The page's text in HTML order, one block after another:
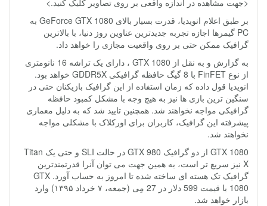
<جهت مشاهده در اندازه واقعی بر روی تصاویر کلیک کنید.>
بر طبق اعلام انویدیا، قدرت بسیار بالای GeForce GTX 1080 به
PC گیمرها اجازه تجربه جدیدترین عناوین روز دنیا، با بالاترین
گرافیک ممکن حتی بر روی واقعیت مجازی را خواهد داد.
به گزارش و به نقل از GTX 1080 ، دارای یک تراشه 16 نانومتری
از نوع FinFET با 8 گیگ حافظه گرافیکی GDDR5X خواهد بود.
انویدیا قول داده که زمان استفاده از این گرافیک بازیکنان حتی در
سنگین ترین بازی ها نیز به هیچ وجه با مشکل کمبود حافظه
گرافیکی مواجه نخواهند شد. همچنین تایید شد که به دلیل معماری
پیشرفته این گرافیک، کاربران برای اورکلاک با مشکلی مواجه
نخواهند شد.
GTX 1080 از دو گرافیک GTX 980 در حالت SLI و حتی یک Titan
X نیز سریع تر است، به همین جهت می توان آنرا قدرتمندترین
گرافیک تک هسته ای ساخته شده تا امروز به حساب آورد. GTX
1080 با قیمت 599 دلار در 27 مِی (جمعه، ۷ خرداد ۱۳۹۵) وارد
بازار خواهد شد.